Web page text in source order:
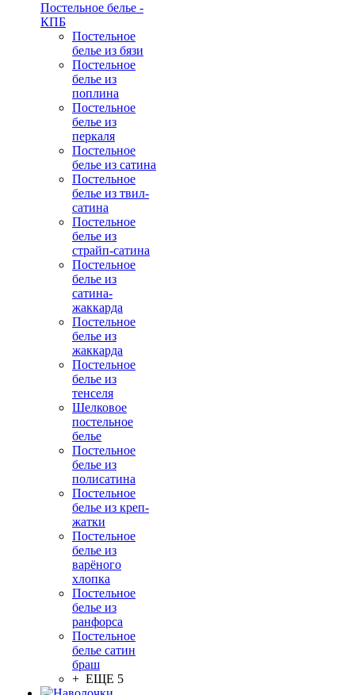
Постельное белье -
КПБ
Постельное
белье из бязи
Постельное
белье из
поплина
Постельное
белье из
перкаля
Постельное
белье из сатина
Постельное
белье из твил-
сатина
Постельное
белье из
страйп-сатина
Постельное
белье из
сатина-
жаккарда
Постельное
белье из
жаккарда
Постельное
белье из
тенселя
Шелковое
постельное
белье
Постельное
белье из
полисатина
Постельное
белье из креп-
жатки
Постельное
белье из
варёного
хлопка
Постельное
белье из
ранфорса
Постельное
белье сатин
браш
+ ЕЩЕ 5